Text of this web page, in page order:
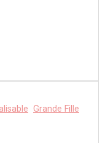
Grande Fille